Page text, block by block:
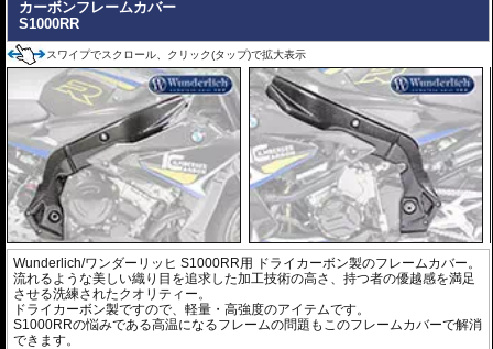
カーボンフレームカバー
S1000RR
スワイプでスクロール、クリック(タップ)で拡大表示
Wunderlich/ワンダーリッヒ S1000RR用 ドライカーボン製のフレームカバー。
流れるような美しい織り目を追求した加工技術の高さ、持つ者の優越感を満足
させる洗練されたクオリティー。
ドライカーボン製ですので、軽量・高強度のアイテムです。
S1000RRの悩みである高温になるフレームの問題もこのフレームカバーで解消
できます。